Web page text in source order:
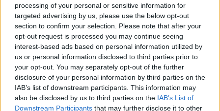
processing of your personal or sensitive information for
targeted advertising by us, please use the below opt-out
section to confirm your selection. Please note that after your
opt-out request is processed you may continue seeing
interest-based ads based on personal information utilized by
us or personal information disclosed to third parties prior to
your opt-out. You may separately opt-out of the further
disclosure of your personal information by third parties on the
IAB’s list of downstream participants. This information may
also be disclosed by us to third parties on the IAB’s List of
Downstream Participants that may further disclose it to other
«Έπαιζε μπάσκετ, λίγο ποδόσφαιρο και τώρα
τελευταία χόρευε», τόνισε χαρακτηριστικά.